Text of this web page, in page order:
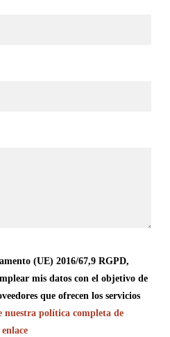
(UE) 2016/67,9 RGPD,
mis datos con el objetivo de
que ofrecen los servicios
nuestra política completa de